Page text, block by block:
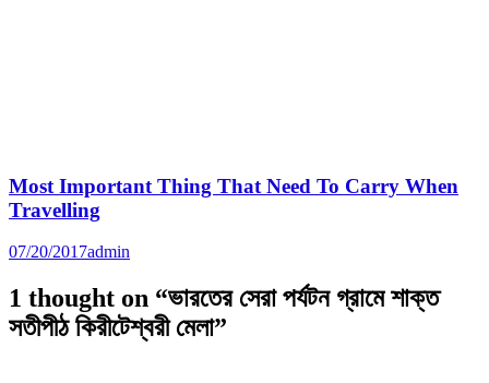
Most Important Thing That Need To Carry When
Travelling
07/20/2017admin
1 thought on “ভারতের সেরা পর্যটন গ্রামে শাক্ত
সতীপীঠ কিরীটেশ্বরী মেলা”